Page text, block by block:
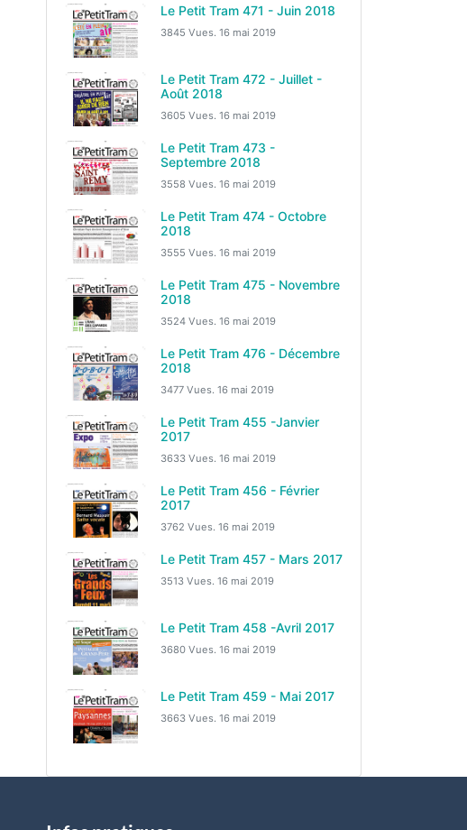
Le Petit Tram 471 - Juin 2018
3845 Vues. 16 mai 2019
Le Petit Tram 472 - Juillet -
Août 2018
3605 Vues. 16 mai 2019
Le Petit Tram 473 -
Septembre 2018
3558 Vues. 16 mai 2019
Le Petit Tram 474 - Octobre
2018
3555 Vues. 16 mai 2019
Le Petit Tram 475 - Novembre
2018
3524 Vues. 16 mai 2019
Le Petit Tram 476 - Décembre
2018
3477 Vues. 16 mai 2019
Le Petit Tram 455 -Janvier
2017
3633 Vues. 16 mai 2019
Le Petit Tram 456 - Février
2017
3762 Vues. 16 mai 2019
Le Petit Tram 457 - Mars 2017
3513 Vues. 16 mai 2019
Le Petit Tram 458 -Avril 2017
3680 Vues. 16 mai 2019
Le Petit Tram 459 - Mai 2017
3663 Vues. 16 mai 2019